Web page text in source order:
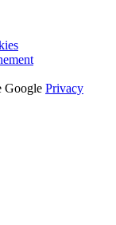
Google Privacy